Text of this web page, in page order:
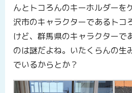
んとトコろんのキーホルダーを
沢市のキャラクターであるトコ
けど、群馬県のキャラクターで
のは謎だよね。いたくらんの生
でいるからとか？